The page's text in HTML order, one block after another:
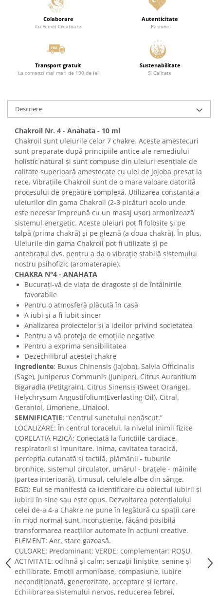
Colaborare
Cu Femei Creatoare
Autenticitate
Pasiune
Transport gratuit
La comenzi mai mari de 190 de lei
Sustenabilitate
Si Calitate
Descriere
Chakroil Nr. 4 - Anahata - 10 ml
Chakroil sunt uleiurile celor 7 chakre. Aceste amestecuri
sunt preparate după principiile antice ale remediului
holistic natural și sunt compuse din uleiuri esențiale de
calitate superioară amestecate cu ulei de jojoba presat la
rece. Vibrațiile Chakroil sunt de o mare valoare datorită
procesului de pregătire complexă. Utilizarea constantă a
uleiurilor din gama Chakroil (2-3 picături acolo unde
este necesar împreună cu un masaj ușor) armonizează
sistemul energetic. Aceste uleiuri pot fi folosite și pe
talpă (prima chakră) și pe gleznă (a doua chakră). În plus,
Uleiurile din gama Chakroil pot fi utilizate și pe
antebrațul dvs. pentru a da o vibrație stabilă sistemului
nostru psihofizic (aromaterapie).
CHAKRA N°4 - ANAHATA
Bucurați-vă de viața de dragoste și de întâlnirile
favorabile
Pentru o atmosferă plăcută în casă
A iubi și a fi iubit sincer
Analizarea proiectelor și a ideilor privind societatea
Pentru a vă proteja de emoțiile negative
Pentru a exprima sensibilitatea
Dezechilibrul acestei chakre
Ingrediente: Buxus Chinensis (Jojoba), Salvia Officinalis
(Sage), Juniperus Communis (Juniper), Citrus Aurantium
Bigaradia (Petitgrain), Citrus Sinensis (Sweet Orange),
Helychrysum Angustifolium(Everlasting Oil), Citral,
Geraniol, Limonene, Linalool.
SEMNIFICAȚIE: “Centrul sunetului nenăscut.”
LOCALIZARE: În centrul toracelui, la nivelul inimii fizice
CORELATIA FIZICĂ: Conectată la functiile cardiace,
respiratorii si imunitare. Inima, cavitatea toracică,
percepția cutanată și tactilă, plămânii - tuburile
bronhice, sistemul circulator, umărul - brațele - mâinile
(partea interioară), timusul, celulele albe din sânge.
EGO: Eul se manifestă ca identificare cu obiectul iubirii și
iubirii în sine sau este opus. Dezvoltarea potențialului
celei de-a 4-a Chakre ne pune în legătură cu spații care
în mod normal sunt inconștiente, făcând posibilă
transformarea reacțiilor automate în acțiuni creative.
ELEMENT: Aer, stare gazoasă.
CULOARE: Predominant: VERDE; complementar: ROȘU.
ACTIVITATE: odihnă și calm; senzații liniștite, senine și
echilibrate. Emoții armonioase, compasiune, iubire
necondiționată, generozitate, acceptare și iertare.
Echilibrarea sistemului nervos, reducerea febrei,